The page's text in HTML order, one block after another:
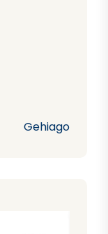
Gehiago